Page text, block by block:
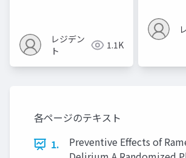
レジデン
ト
1.1K
各ページのテキスト
1.
Preventive Effects of